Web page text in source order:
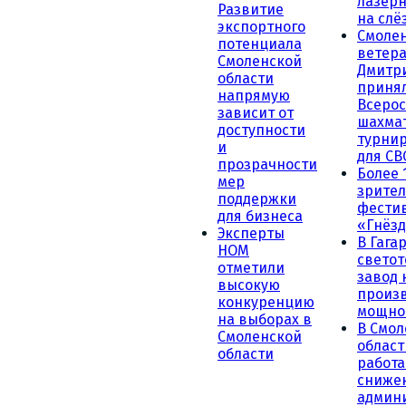
Развитие
экспортного
потенциала
Смоленской
области
напрямую
зависит от
доступности
и
прозрачности
мер
поддержки
для бизнеса
Эксперты
НОМ
отметили
высокую
конкуренцию
на выборах в
Смоленской
области
на
для
Более
В
завод
В